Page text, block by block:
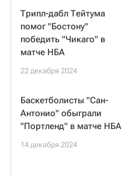
Трипл-дабл Тейтума
помог "Бостону"
победить "Чикаго" в
матче НБА
22 декабря 2024
Баскетболисты "Сан-
Антонио" обыграли
"Портленд" в матче НБА
14 декабря 2024